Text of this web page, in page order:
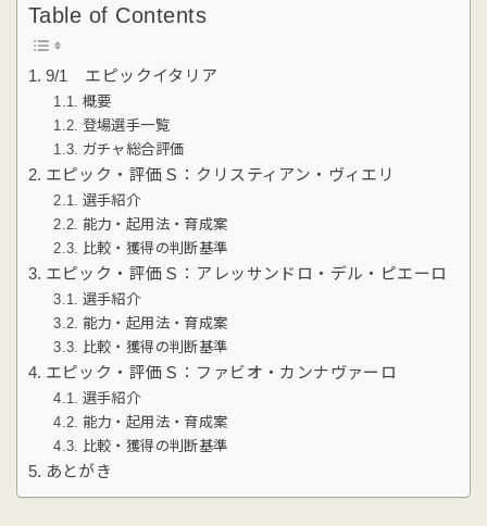
Table of Contents
9/1 エピックイタリア
概要
登場選手一覧
ガチャ総合評価
エピック・評価Ｓ：クリスティアン・ヴィエリ
選手紹介
能力・起用法・育成案
比較・獲得の判断基準
エピック・評価Ｓ：アレッサンドロ・デル・ピエーロ
選手紹介
能力・起用法・育成案
比較・獲得の判断基準
エピック・評価Ｓ：ファビオ・カンナヴァーロ
選手紹介
能力・起用法・育成案
比較・獲得の判断基準
あとがき